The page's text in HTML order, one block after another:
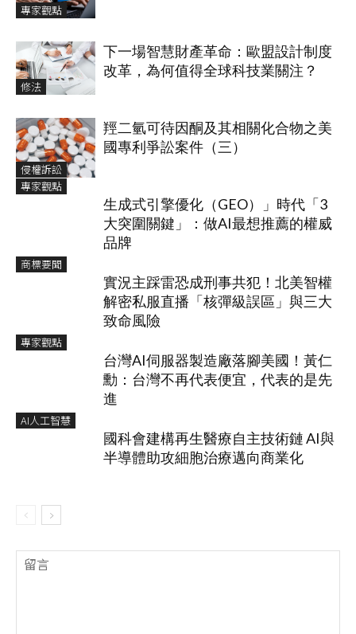
專家觀點
修法
下一場智慧財產革命：歐盟設計制度
改革，為何值得全球科技業關注？
侵權訴訟
羥二氫可待因酮及其相關化合物之美
國專利爭訟案件（三）
專家觀點
生成式引擎優化（GEO）」時代「3
大突圍關鍵」：做AI最想推薦的權威
品牌
商標要聞
實況主踩雷恐成刑事共犯！北美智權
解密私服直播「核彈級誤區」與三大
致命風險
專家觀點
台灣AI伺服器製造廠落腳美國！黃仁
勳：台灣不再代表便宜，代表的是先
進
AI人工智慧
國科會建構再生醫療自主技術鏈 AI與
半導體助攻細胞治療邁向商業化